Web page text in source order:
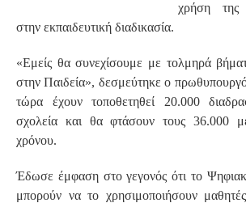
χρήση της
στην εκπαιδευτική διαδικασία.
«Εμείς θα συνεχίσουμε με τολμηρά
στην Παιδεία», δεσμεύτηκε ο
τώρα έχουν τοποθετηθεί 20.000
σχολεία και θα φτάσουν τους 36.000
χρόνου.
Έδωσε έμφαση στο γεγονός ότι το
μπορούν να το χρησιμοποιήσουν